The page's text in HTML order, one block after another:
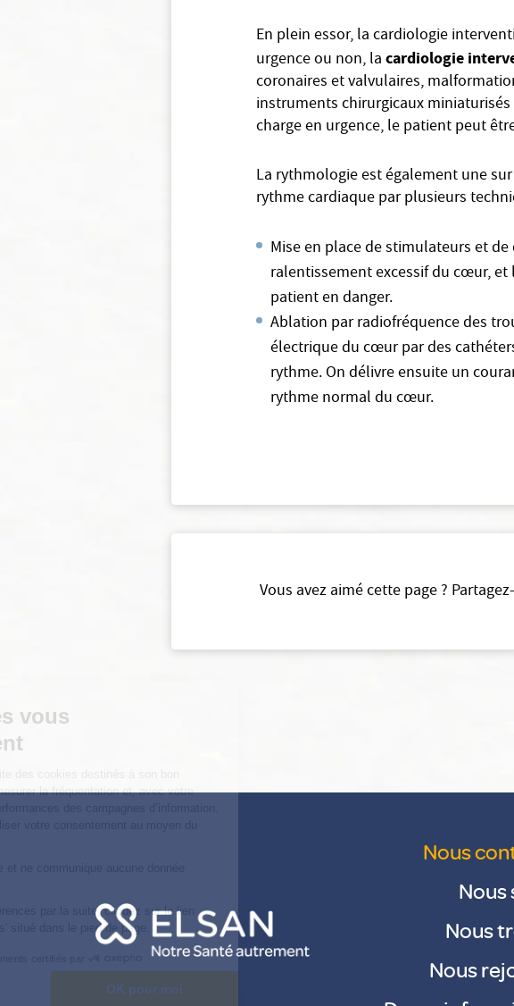
Vos données vous
fonctionnement, à en mesurer la fréquentation et, avec votre
Pour modifier vos préférences par la suite, cliquez sur le lien
'Préférences de cookies' situé dans le pied de page.
Consentements certifiés par
Voir en détail
En plein essor, la cardiologie
urgence ou non, la cardiologie
coronaires et valvulaires,
instruments chirurgicaux miniaturisés
charge en urgence, le patient peut
La rythmologie est également une
rythme cardiaque par plusieurs
Mise en place de stimulateurs et
ralentissement excessif du cœur,
patient en danger.
Ablation par radiofréquence des
électrique du cœur par des
rythme. On délivre ensuite un
rythme normal du cœur.
Vous avez aimé cette page ?
Nous
Nous
Nous
Nous